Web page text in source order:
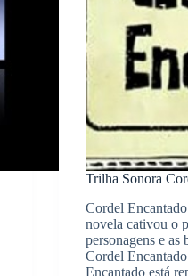
Trilha Sonora
Cordel
novela cativou o
personagens e as
Cordel
Encantado está